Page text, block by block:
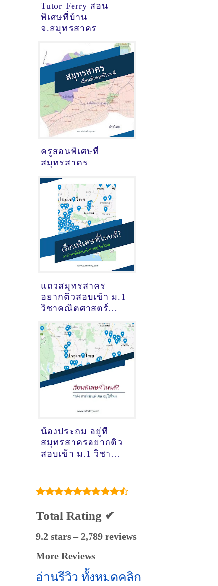
Tutor Ferry สอน
พิเศษที่บ้าน
จ.สมุทรสาคร
ครูสอนพิเศษที่
สมุทรสาคร
แถวสมุทรสาคร
อยากติวสอบเข้า ม.1
วิชาคณิตศาสตร์
ไหนดี ?
น้องประถม อยู่ที่
สมุทรสาครอยากติว
สอบเข้า ม.1 วิชา
Total Rating ✔
9.2 stars – 2,789 reviews
More Reviews
อ่านรีวิว ทั้งหมดคลิก